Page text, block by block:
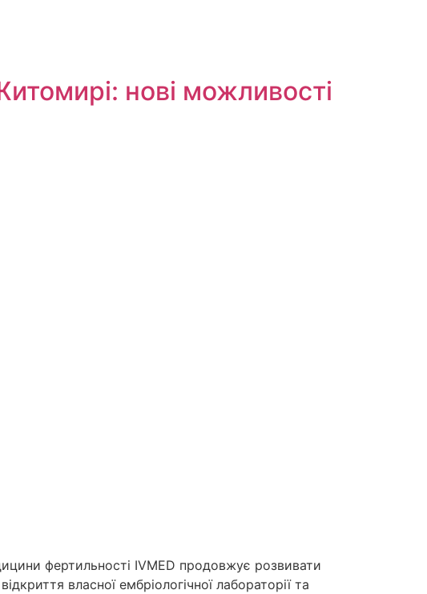
нові можливості
фертильності IVMED продовжує розвивати
власної ембріологічної лабораторії та